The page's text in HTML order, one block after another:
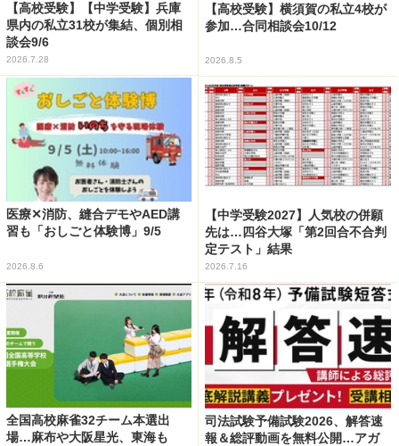
【高校受験】【中学受験】兵庫
県内の私立31校が集結、個別相
談会9/6
2026.7.28
【高校受験】横須賀の私立4校が
参加…合同相談会10/12
2026.8.5
医療✕消防、縫合デモやAED講
習も「おしごと体験博」9/5
2026.8.6
【中学受験2027】人気校の併願
先は…四谷大塚「第2回合不合判
定テスト」結果
2026.7.16
全国高校麻雀32チーム本選出
場…麻布や大阪星光、東海も
司法試験予備試験2026、解答速
報＆総評動画を無料公開…アガ